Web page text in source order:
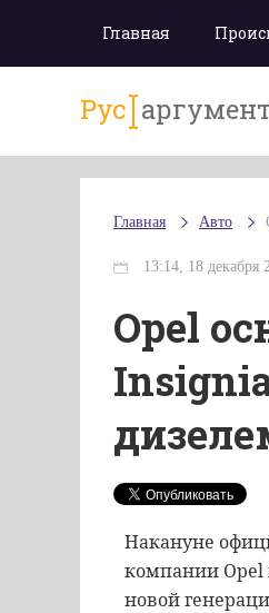
Главная
Рус
Главная Авто
13:14, 18
Opel
Накануне
компании Opel
новой